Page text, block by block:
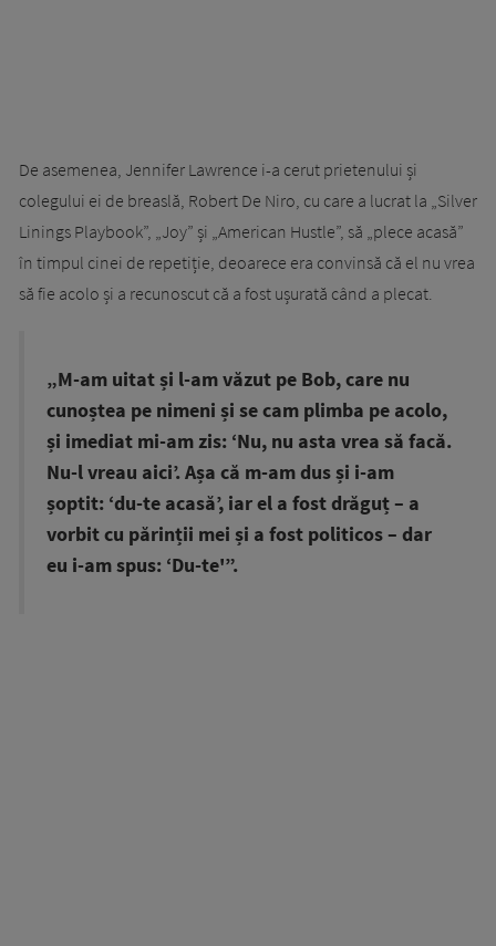
De asemenea, Jennifer Lawrence i-a cerut prietenului și
colegului ei de breaslă, Robert De Niro, cu care a lucrat la „Silver
Linings Playbook”, „Joy” și „American Hustle”, să „plece acasă”
în timpul cinei de repetiție, deoarece era convinsă că el nu vrea
să fie acolo și a recunoscut că a fost ușurată când a plecat.
„M-am uitat și l-am văzut pe Bob, care nu
cunoștea pe nimeni și se cam plimba pe acolo,
și imediat mi-am zis: ‘Nu, nu asta vrea să facă.
Nu-l vreau aici’. Așa că m-am dus și i-am
șoptit: ‘du-te acasă’, iar el a fost drăguț – a
vorbit cu părinții mei și a fost politicos – dar
eu i-am spus: ‘Du-te'”.